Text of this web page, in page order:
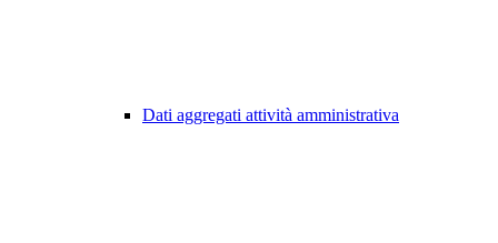
Dati aggregati attività amministrativa